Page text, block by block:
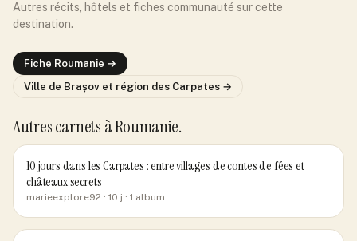
Autres récits, hôtels et fiches communauté sur cette
destination.
Fiche Roumanie →
Ville de Brașov et région des Carpates →
Autres carnets à Roumanie.
10 jours dans les Carpates : entre villages de contes de fées et
châteaux secrets
marieexplore92 · 10 j · 1 album